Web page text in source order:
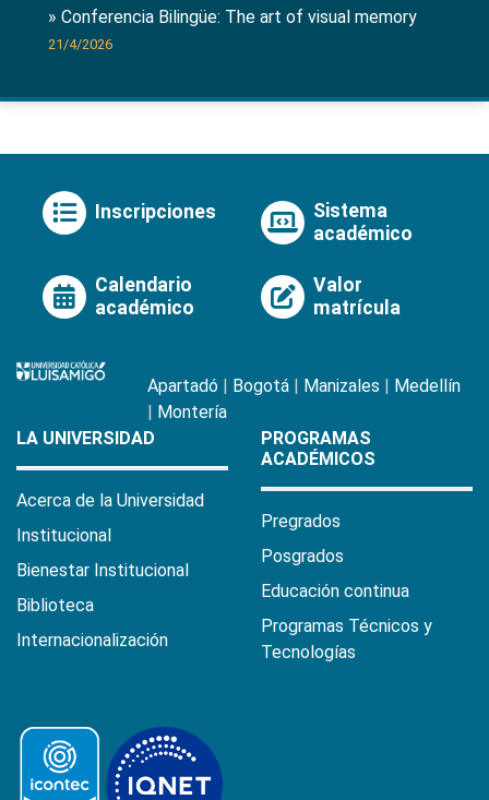
» Conferencia Bilingüe: The art of visual memory
21/4/2026
Inscripciones
Sistema
académico
Calendario
académico
Valor
matrícula
Apartadó Bogotá Manizales
Medellín
Montería
LA UNIVERSIDAD
Acerca de la Universidad
Institucional
Bienestar Institucional
Biblioteca
Internacionalización
PROGRAMAS
ACADÉMICOS
Pregrados
Posgrados
Educación continua
Programas Técnicos y
Tecnologías